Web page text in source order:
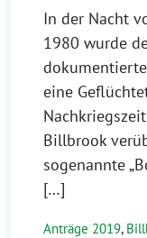
In der Nacht
1980 wurde
eine
Billbrook
sogenannte
[…]
Anträge 2019,